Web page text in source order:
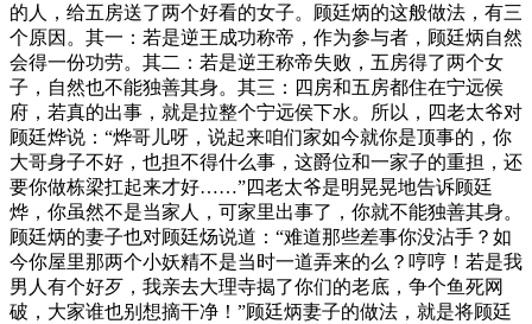
的人，给五房送了两个好看的女子。顾廷炳的这般做法，有三
个原因。其一：若是逆王成功称帝，作为参与者，顾廷炳自然
会得一份功劳。其二：若是逆王称帝失败，五房得了两个女
子，自然也不能独善其身。其三：四房和五房都住在宁远侯
府，若真的出事，就是拉整个宁远侯下水。所以，四老太爷对
顾廷烨说：“烨哥儿呀，说起来咱们家如今就你是顶事的，你
大哥身子不好，也担不得什么事，这爵位和一家子的重担，还
要你做栋梁扛起来才好……”四老太爷是明晃晃地告诉顾廷
烨，你虽然不是当家人，可家里出事了，你就不能独善其身。
顾廷炳的妻子也对顾廷炀说道：“难道那些差事你没沾手？如
今你屋里那两个小妖精不是当时一道弄来的么？哼哼！若是我
男人有个好歹，我亲去大理寺揭了你们的老底，争个鱼死网
破，大家谁也别想摘干净！”顾廷炳妻子的做法，就是将顾廷